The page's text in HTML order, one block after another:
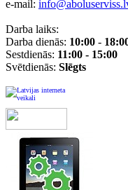
e-mail:
Darba laiks:
Darba dienās: 10:00 -
Sestdienās: 11:00 - 15:00
Svētdienās: Slēgts